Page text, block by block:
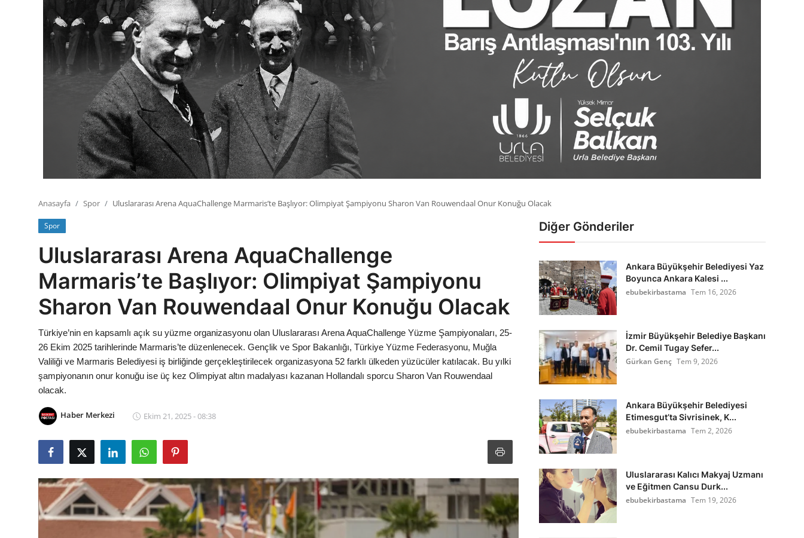
Sivil Toplum Kuruluşları
Kamu Kurumları ve Üst Kurullar
Anasayfa Spor Uluslararası Arena AquaChallenge Marmaris’te Başlıyor: Olimpiyat Şampiyonu Sharon Van Rouwendaal Onur Konuğu Olacak
Spor
Uluslararası Arena AquaChallenge
Marmaris’te Başlıyor: Olimpiyat Şampiyonu
Sharon Van Rouwendaal Onur Konuğu Olacak
Türkiye’nin en kapsamlı açık su yüzme organizasyonu olan Uluslararası Arena AquaChallenge Yüzme Şampiyonaları, 25-
26 Ekim 2025 tarihlerinde Marmaris’te düzenlenecek. Gençlik ve Spor Bakanlığı, Türkiye Yüzme Federasyonu, Muğla
Valiliği ve Marmaris Belediyesi iş birliğinde gerçekleştirilecek organizasyona 52 farklı ülkeden yüzücüler katılacak. Bu yılki
şampiyonanın onur konuğu ise üç kez Olimpiyat altın madalyası kazanan Hollandalı sporcu Sharon Van Rouwendaal
olacak.
Haber Merkezi Ekim 21, 2025 - 08:38
Diğer Gönderiler
Ankara Büyükşehir Belediyesi Yaz
Boyunca Ankara Kalesi ...
ebubekirbastama Tem 16, 2026
İzmir Büyükşehir Belediye Başkanı
Dr. Cemil Tugay Sefer...
Gürkan Genç Tem 9, 2026
Ankara Büyükşehir Belediyesi
Etimesgut’ta Sivrisinek, K...
ebubekirbastama Tem 2, 2026
Uluslararası Kalıcı Makyaj Uzmanı
ve Eğitmen Cansu Durk...
ebubekirbastama Tem 19, 2026